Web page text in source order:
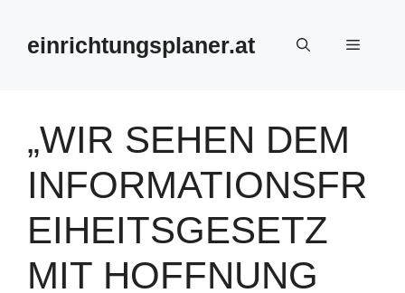
springeneinrichtungsplaner.at Menü
„WIR SEHEN DEM
INFORMATIONSFR
EIHEITSGESETZ
MIT HOFFNUNG